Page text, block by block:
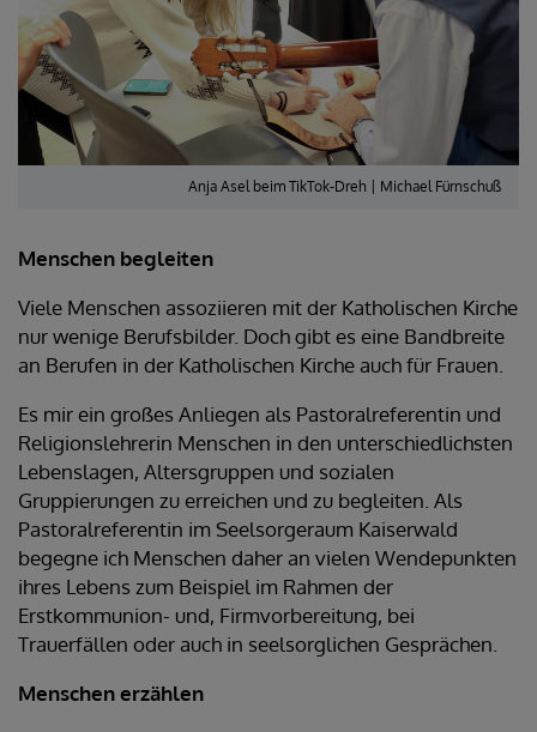
Anja Asel beim TikTok-Dreh | Michael Fürnschuß
Menschen begleiten
Viele Menschen assoziieren mit der Katholischen Kirche
nur wenige Berufsbilder. Doch gibt es eine Bandbreite
an Berufen in der Katholischen Kirche auch für Frauen.
Es mir ein großes Anliegen als Pastoralreferentin und
Religionslehrerin Menschen in den unterschiedlichsten
Lebenslagen, Altersgruppen und sozialen
Gruppierungen zu erreichen und zu begleiten. Als
Pastoralreferentin im Seelsorgeraum Kaiserwald
begegne ich Menschen daher an vielen Wendepunkten
ihres Lebens zum Beispiel im Rahmen der
Erstkommunion- und, Firmvorbereitung, bei
Trauerfällen oder auch in seelsorglichen Gesprächen.
Menschen erzählen